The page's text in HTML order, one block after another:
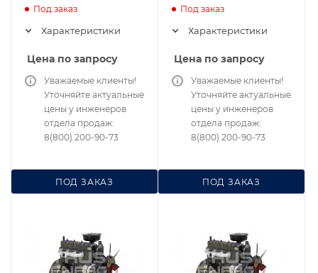
Под заказ
Характеристики
Цена по запросу
ПОД ЗАКАЗ
Уважаемые клиенты!
Уточняйте актуальные
цены у инженеров
отдела продаж:
8(800) 200-90-73
Под заказ
Характеристики
Цена по запросу
ПОД ЗАКАЗ
Уважаемые клиенты!
Уточняйте актуальные
цены у инженеров
отдела продаж:
8(800) 200-90-73